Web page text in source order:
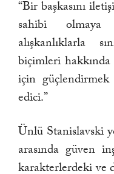
“Bir başkasını
sahibi olmaya
alışkanlıklarla
biçimleri hakkında
için güçlendirmek
edici.”
Ünlü Stanislavski
arasında güven
karakterlerdeki ve